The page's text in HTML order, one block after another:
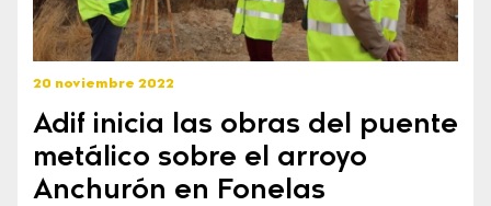
20 noviembre 2022
Adif inicia las obras del puente
metálico sobre el arroyo
Anchurón en Fonelas